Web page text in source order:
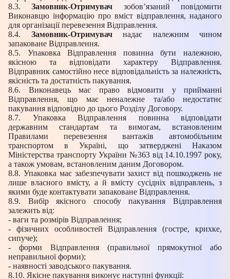
8.3.
Замовник-Отримувач
зобов’язаний повідомити
Виконавцю інформацію про вміст відправлення, наданого
для організації перевезення Відправлення.
8.4.
Замовник-Отримувач
надає належним чином
запаковане Відправлення.
8.5. Упаковка Відправлення повинна бути належною,
якісною та відповідати характеру Відправлення.
Відправник самостійно несе відповідальність за належність,
якісність та достатність пакування.
8.6. Виконавець має право відмовити у прийманні
Відправлення, що має неналежне та/або недостатнє
пакування відповідно до цього Розділу Договору.
8.7. Упаковка Відправлення повинна відповідати
державним стандартам та вимогам, встановленим
Правилами перевезення вантажів автомобільним
транспортом в Україні, що затверджені Наказом
Міністерства транспорту України №363 від 14.10.1997 року,
а також умовам, встановленим даним Договором.
8.8. Упаковка має забезпечувати захист від пошкоджень не
лише власного вмісту, а й вмісту сусідніх відправлень, з
якими буде контактувати запаковане Відправлення.
8.9. Вибір якісного способу пакування Відправлення
залежить від:
- ваги та розмірів Відправлення;
- фізичних особливостей Відправлення (гостре, крихке,
сипуче);
- форми Відправлення (правильної прямокутної або
неправильної форми);
- наявності заводського пакування.
8.10. Якісне пакування виконує наступні функції: